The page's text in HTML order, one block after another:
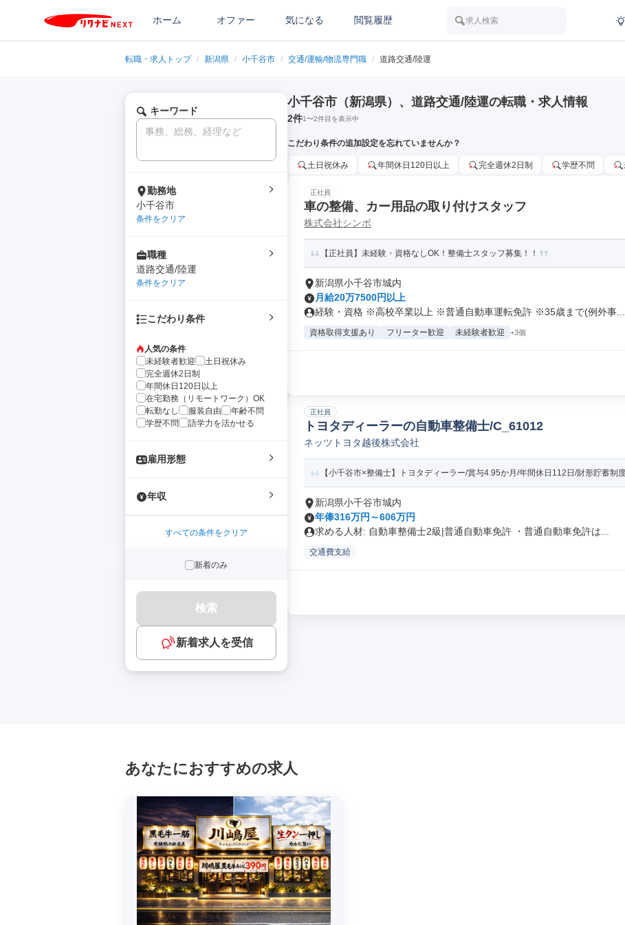
ホーム オファー 気になる 閲覧履歴 求人検索
転職・求人トップ / 新潟県 / 小千谷市 / 交通/運輸/物流専門職 / 道路交通/陸運
キーワード
勤務地
小千谷市
条件をクリア
職種
道路交通/陸運
条件をクリア
こだわり条件
人気の条件
未経験者歓迎
土日祝休み
完全週休2日制
年間休日120日以上
在宅勤務（リモートワーク）OK
転勤なし
服装自由
年齢不問
学歴不問
語学力を活かせる
雇用形態
年収
すべての条件をクリア
新着のみ
検索
新着求人を受信
小千谷市（新潟県）、道路交通/陸運の転職・求人情報
2件1〜2件目を表示中
こだわり条件の追加設定を忘れていませんか？
土日祝休み 年間休日120日以上 完全週休2日制 学歴不問
正社員
車の整備、カー用品の取り付けスタッフ
株式会社シンボ
【正社員】未経験・資格なしOK！整備士スタッフ募集！！
新潟県小千谷市城内
月給20万7500円以上
経験・資格 ※高校卒業以上 ※普通自動車運転免許 ※35歳まで(例外事...
資格取得支援あり フリーター歓迎 未経験者歓迎 +3個
正社員
トヨタディーラーの自動車整備士/C_61012
ネッツトヨタ越後株式会社
【小千谷市×整備士】トヨタディーラー/賞与4.95か月/年間休日112日/財形貯蓄制
新潟県小千谷市城内
年俸316万円～606万円
求める人材: 自動車整備士2級|普通自動車免許 ・普通自動車免許は...
交通費支給
あなたにおすすめの求人